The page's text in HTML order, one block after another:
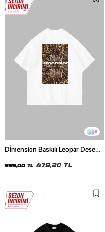
6
Dİmension Baskılı Leopar Desenli
Tshirt
599,00 TL 479,20 TL